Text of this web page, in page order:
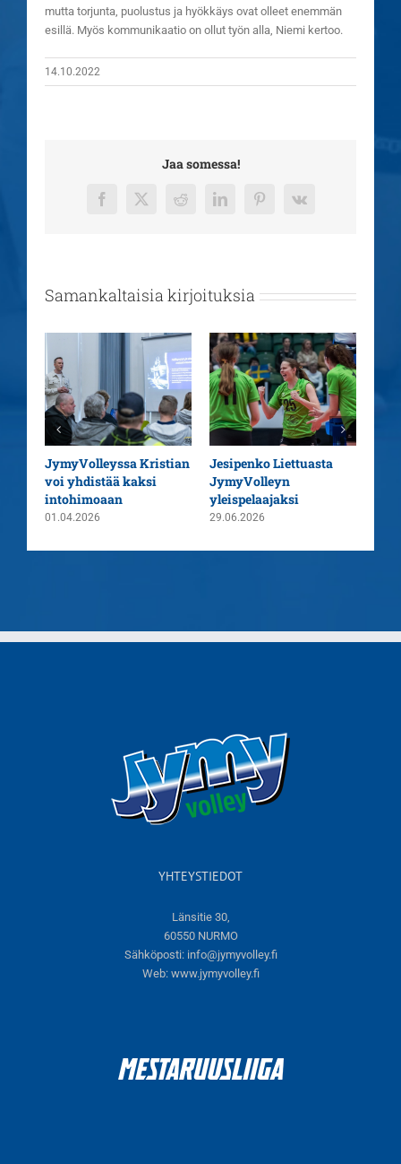
mutta torjunta, puolustus ja hyökkäys ovat olleet enemmän
esillä. Myös kommunikaatio on ollut työn alla, Niemi kertoo.
14.10.2022
Jaa somessa!
Facebook
X RedditLinkedInPinterest
Vk
Samankaltaisia kirjoituksia
JymyVolleyssa Kristian
voi yhdistää kaksi
intohimoaan
01.04.2026
Jesipenko Liettuasta
JymyVolleyn
yleispelaajaksi
29.06.2026
YHTEYSTIEDOT
Länsitie 30,
60550 NURMO
Sähköposti: info@jymyvolley.fi
Web: www.jymyvolley.fi